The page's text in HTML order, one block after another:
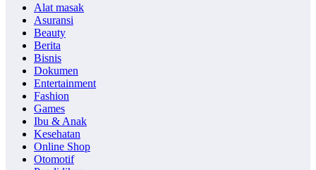
Alat masak
Asuransi
Beauty
Berita
Bisnis
Dokumen
Entertainment
Fashion
Games
Ibu & Anak
Kesehatan
Online Shop
Otomotif